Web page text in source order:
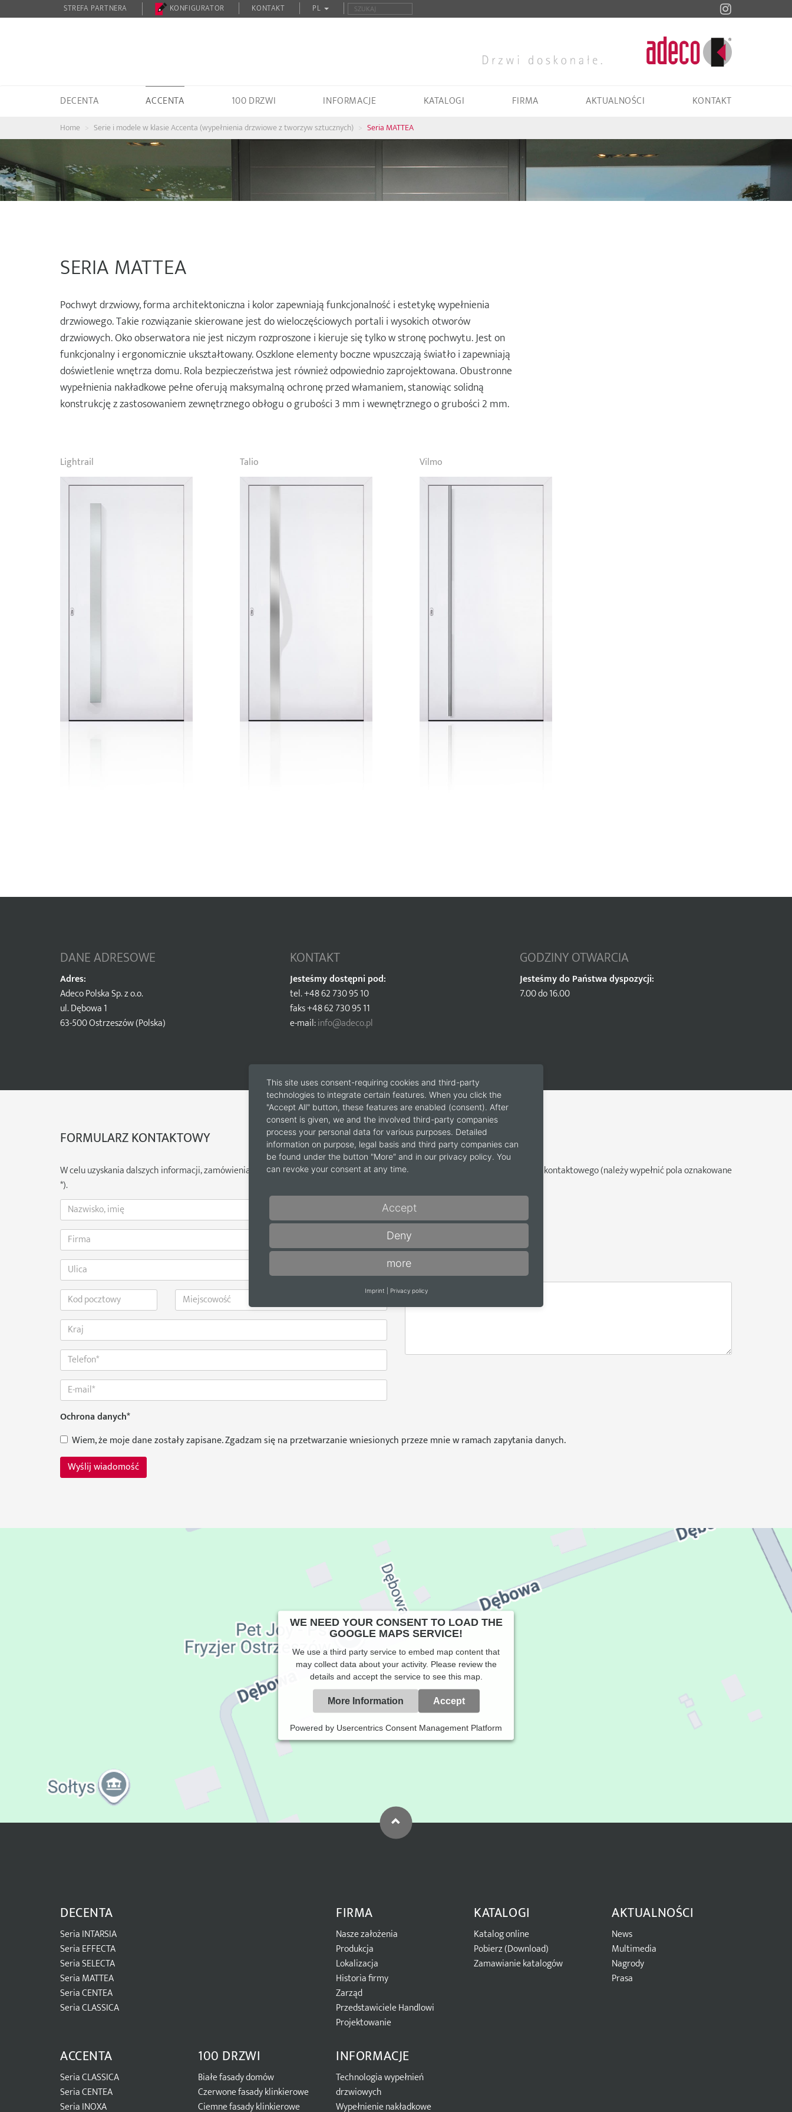
STREFA PARTNERA KONFIGURATOR KONTAKT PL
DECENTA ACCENTA 100 DRZWI INFORMACJE KATALOGI FIRMA AKTUALNOŚCI KONTAKT
Home Serie i modele w klasie Accenta (wypełnienia drzwiowe z tworzyw sztucznych) Seria MATTEA
SERIA MATTEA
Pochwyt drzwiowy, forma architektoniczna i kolor zapewniają funkcjonalność i estetykę wypełnienia
drzwiowego. Takie rozwiązanie skierowane jest do wieloczęściowych portali i wysokich otworów
drzwiowych. Oko obserwatora nie jest niczym rozproszone i kieruje się tylko w stronę pochwytu. Jest on
funkcjonalny i ergonomicznie ukształtowany. Oszklone elementy boczne wpuszczają światło i zapewniają
doświetlenie wnętrza domu. Rola bezpieczeństwa jest również odpowiednio zaprojektowana. Obustronne
wypełnienia nakładkowe pełne oferują maksymalną ochronę przed włamaniem, stanowiąc solidną
konstrukcję z zastosowaniem zewnętrznego obłogu o grubości 3 mm i wewnętrznego o grubości 2 mm.
Lightrail Talio Vilmo
DANE ADRESOWE
Adres:
Adeco Polska Sp. z o.o.
ul. Dębowa 1
63-500 Ostrzeszów (Polska)
KONTAKT
Jesteśmy dostępni pod:
tel. +48 62 730 95 10
faks +48 62 730 95 11
e-mail:info@adeco.pl
GODZINY OTWARCIA
Jesteśmy do Państwa dyspozycji:
7.00 do 16.00
FORMULARZ KONTAKTOWY
W celu uzyskania dalszych informacji, zamówienia katalogów lub w razie pytań prosimy o skorzystanie z poniższego formularza kontaktowego (należy wypełnić pola oznakowane
*).
Zamawianie katalogów
Decenta (EN-FR-NL / 120 stron)
Accenta (EN-FR-NL / 96 stron)
Wiadomość
Ochrona danych*
Wiem, że moje dane zostały zapisane. Zgadzam się na przetwarzanie wniesionych przeze mnie w ramach zapytania danych.
WE NEED YOUR CONSENT TO LOAD THE
GOOGLE MAPS SERVICE!
We use a third party service to embed map content that
may collect data about your activity. Please review the
details and accept the service to see this map.
More Information Accept
Powered by Usercentrics Consent Management Platform
DECENTA
Seria INTARSIA
Seria EFFECTA
Seria SELECTA
Seria MATTEA
Seria CENTEA
Seria CLASSICA
FIRMA
Nasze założenia
Produkcja
Lokalizacja
Historia firmy
Zarząd
Przedstawiciele Handlowi
Projektowanie
KATALOGI
Katalog online
Pobierz (Download)
Zamawianie katalogów
AKTUALNOŚCI
News
Multimedia
Nagrody
Prasa
ACCENTA
Seria CLASSICA
Seria CENTEA
Seria INOXA
100 DRZWI
Białe fasady domów
Czerwone fasady klinkierowe
Ciemne fasady klinkierowe
INFORMACJE
Technologia wypełnień
drzwiowych
Wypełnienie nakładkowe
This site uses consent-requiring cookies and third-party
technologies to integrate certain features. When you click the
"Accept All" button, these features are enabled (consent). After
consent is given, we and the involved third-party companies
process your personal data for various purposes. Detailed
information on purpose, legal basis and third party companies can
be found under the button "More" and in our privacy policy. You
can revoke your consent at any time.
Accept
Deny
more
Imprint Privacy policy